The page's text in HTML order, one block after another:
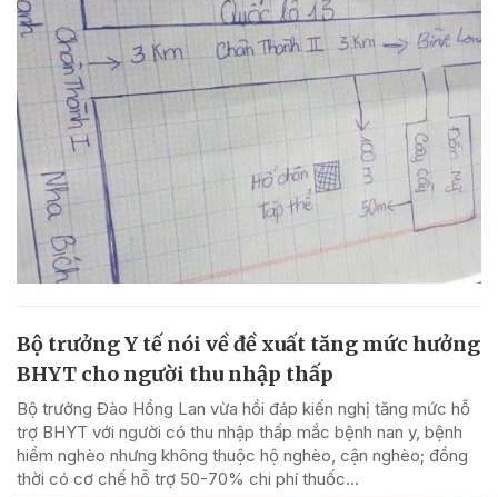
Bộ trưởng Y tế nói về đề xuất tăng mức hưởng
BHYT cho người thu nhập thấp
Bộ trưởng Đào Hồng Lan vừa hồi đáp kiến nghị tăng mức hỗ
trợ BHYT với người có thu nhập thấp mắc bệnh nan y, bệnh
hiểm nghèo nhưng không thuộc hộ nghèo, cận nghèo; đồng
thời có cơ chế hỗ trợ 50-70% chi phí thuốc...